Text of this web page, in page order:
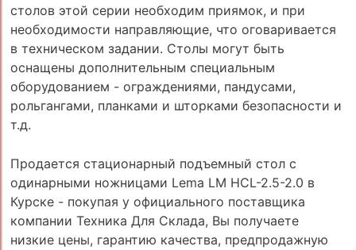
столов этой серии необходим приямок, и при
необходимости направляющие, что оговаривается
в техническом задании. Столы могут быть
оснащены дополнительным специальным
оборудованием - ограждениями, пандусами,
рольгангами, планками и шторками безопасности и
т.д.
Продается стационарный подъемный стол с
одинарными ножницами Lema LM HCL-2.5-2.0 в
Курске - покупая у официального поставщика
компании Техника Для Склада, Вы получаете
низкие цены, гарантию качества, предпродажную